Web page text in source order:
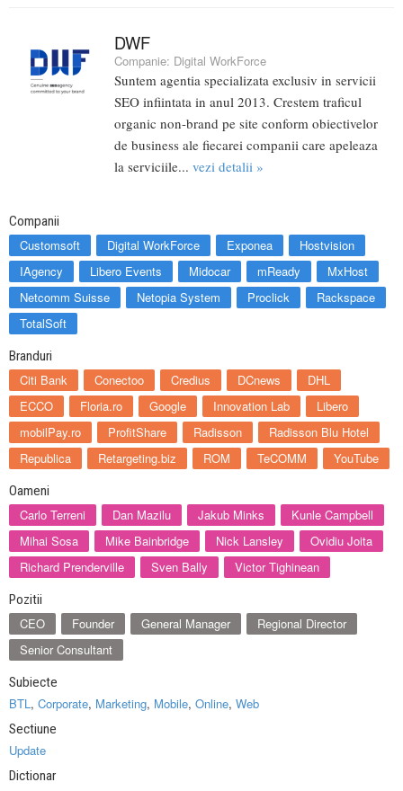
DWF
Companie: Digital WorkForce
Suntem agentia specializata exclusiv in servicii
SEO infiintata in anul 2013. Crestem traficul
organic non-brand pe site conform obiectivelor
de business ale fiecarei companii care apeleaza
la serviciile... vezi detalii »
Companii
Customsoft Digital WorkForce Exponea
Hostvision
IAgency
Libero Events Midocar mReady
MxHost
Netcomm Suisse
Netopia System Proclick
Rackspace
TotalSoft
Branduri
Citi Bank Conectoo Credius DCnews
DHL
ECCO
Floria.ro Google Innovation Lab
Libero
mobilPay.ro
ProfitShare Radisson
Radisson Blu Hotel
Republica
Retargeting.biz ROM TeCOMM YouTube
Oameni
Carlo Terreni Dan Mazilu Jakub Minks
Kunle Campbell
Mihai Sosa
Mike Bainbridge Nick Lansley
Ovidiu Joita
Richard Prenderville
Sven Bally Victor Tighinean
Pozitii
CEO Founder General Manager
Regional Director
Senior Consultant
Subiecte
BTL, Corporate, Marketing, Mobile, Online, Web
Sectiune
Update
Dictionar